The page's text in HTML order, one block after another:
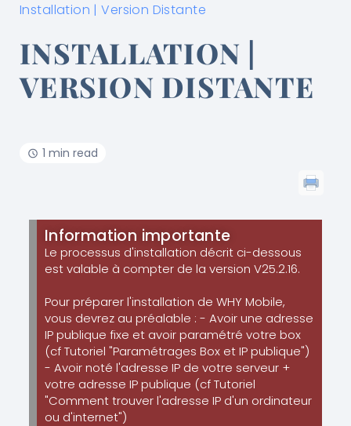
Installation | Version Distante
INSTALLATION |
VERSION DISTANTE
1 min read
Information importante
Le processus d'installation décrit ci-dessous
est valable à compter de la version V25.2.16.
Pour préparer l'installation de WHY Mobile,
vous devrez au préalable : - Avoir une adresse
IP publique fixe et avoir paramétré votre box
(cf Tutoriel "Paramétrages Box et IP publique")
- Avoir noté l'adresse IP de votre serveur +
votre adresse IP publique (cf Tutoriel
"Comment trouver l'adresse IP d'un ordinateur
ou d'internet")